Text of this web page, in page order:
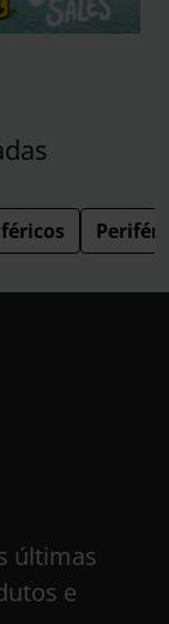
últimas
e